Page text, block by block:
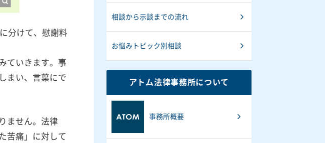
分けて、慰謝料
ていきます。事
まい、言葉にで
ません。法律
苦痛」に対して
相談から示談までの流れ
お悩みトピック別相談
アトム法律事務所について
事務所概要